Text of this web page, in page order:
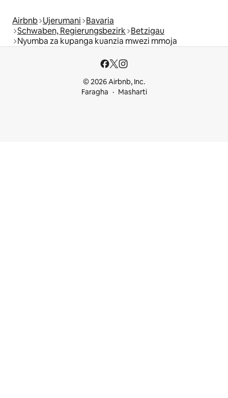
Airbnb Ujerumani Bavaria
Schwaben, Regierungsbezirk Betzigau
Nyumba za kupanga kuanzia mwezi mmoja
© 2026 Airbnb, Inc.
Faragha
Masharti